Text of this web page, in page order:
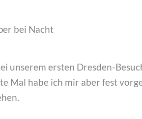
unserem ersten Dresden-
Mal habe ich mir aber fest